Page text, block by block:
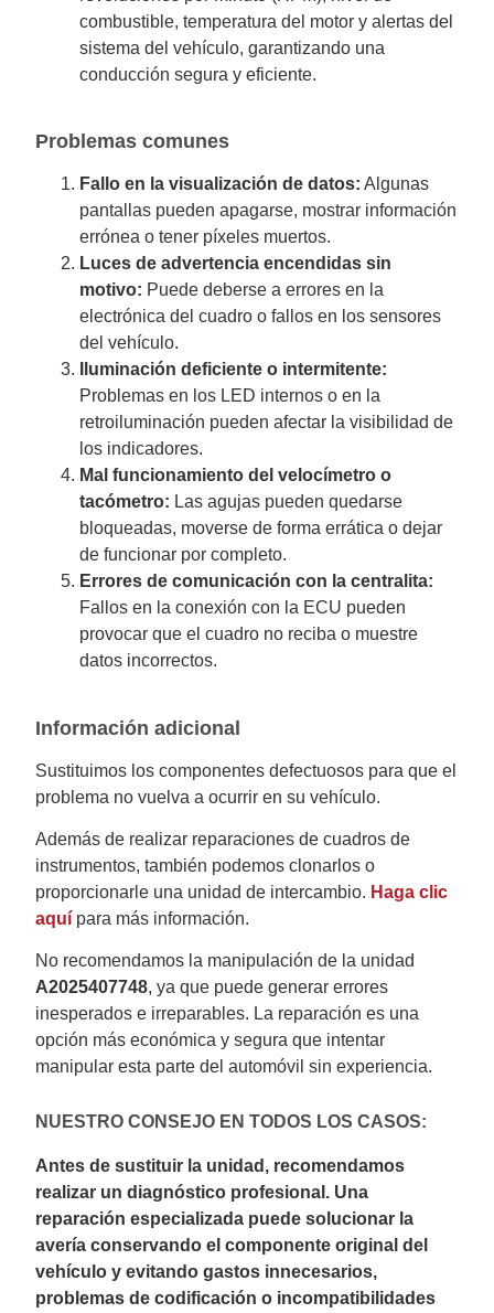
combustible, temperatura del motor y alertas del
sistema del vehículo, garantizando una
conducción segura y eficiente.
Problemas comunes
Fallo en la visualización de datos: Algunas
pantallas pueden apagarse, mostrar información
errónea o tener píxeles muertos.
Luces de advertencia encendidas sin
motivo: Puede deberse a errores en la
electrónica del cuadro o fallos en los sensores
del vehículo.
Iluminación deficiente o intermitente:
Problemas en los LED internos o en la
retroiluminación pueden afectar la visibilidad de
los indicadores.
Mal funcionamiento del velocímetro o
tacómetro: Las agujas pueden quedarse
bloqueadas, moverse de forma errática o dejar
de funcionar por completo.
Errores de comunicación con la centralita:
Fallos en la conexión con la ECU pueden
provocar que el cuadro no reciba o muestre
datos incorrectos.
Información adicional
Sustituimos los componentes defectuosos para que el
problema no vuelva a ocurrir en su vehículo.
Además de realizar reparaciones de cuadros de
instrumentos, también podemos clonarlos o
proporcionarle una unidad de intercambio. Haga clic
aquí para más información.
No recomendamos la manipulación de la unidad
A2025407748, ya que puede generar errores
inesperados e irreparables. La reparación es una
opción más económica y segura que intentar
manipular esta parte del automóvil sin experiencia.
NUESTRO CONSEJO EN TODOS LOS CASOS:
Antes de sustituir la unidad, recomendamos
realizar un diagnóstico profesional. Una
reparación especializada puede solucionar la
avería conservando el componente original del
vehículo y evitando gastos innecesarios,
problemas de codificación o incompatibilidades